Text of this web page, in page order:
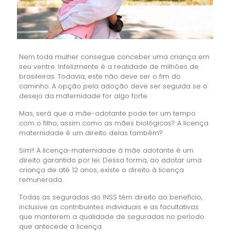
Nem toda mulher consegue conceber uma criança em
seu ventre. Infelizmente é a realidade de milhões de
brasileiras. Todavia, este não deve ser o fim do
caminho. A opção pela adoção deve ser seguida se o
desejo da maternidade for algo forte.
Mas, será que a mãe-adotante pode ter um tempo
com o filho, assim como as mães biológicas? A licença
maternidade é um direito delas também?
Sim!! A licença-maternidade à mãe adotante é um
direito garantido por lei. Dessa forma, ao adotar uma
criança de até 12 anos, existe o direito à licença
remunerada.
Todas as seguradas do INSS têm direito ao benefício,
inclusive as contribuintes individuais e as facultativas
que manterem a qualidade de seguradas no período
que antecede a licença.